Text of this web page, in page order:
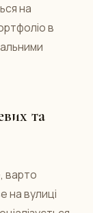
на
в
та
варто
на вулиці